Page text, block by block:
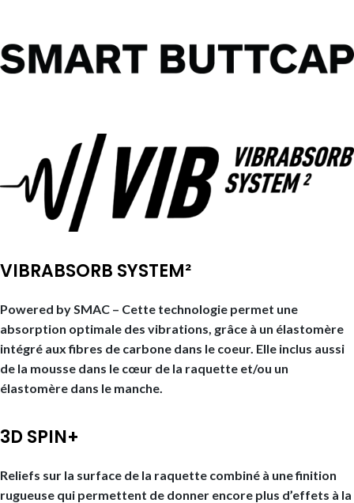
VIBRABSORB SYSTEM²
Powered by SMAC – Cette technologie permet une
absorption optimale des vibrations, grâce à un élastomère
intégré aux fibres de carbone dans le coeur. Elle inclus aussi
de la mousse dans le cœur de la raquette et/ou un
élastomère dans le manche.
3D SPIN+
Reliefs sur la surface de la raquette combiné à une finition
rugueuse qui permettent de donner encore plus d’effets à la